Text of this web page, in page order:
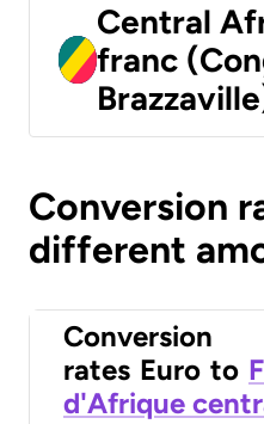
Central
franc
Conversion
different
Conversion
rates Euro to
d'Afrique